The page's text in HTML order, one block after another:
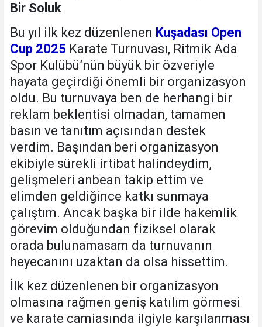
Bir Soluk
Bu yıl ilk kez düzenlenen Kuşadası Open
Cup 2025 Karate Turnuvası, Ritmik Ada
Spor Kulübü’nün büyük bir özveriyle
hayata geçirdiği önemli bir organizasyon
oldu. Bu turnuvaya ben de herhangi bir
reklam beklentisi olmadan, tamamen
basın ve tanıtım açısından destek
verdim. Başından beri organizasyon
ekibiyle sürekli irtibat halindeydim,
gelişmeleri anbean takip ettim ve
elimden geldiğince katkı sunmaya
çalıştım. Ancak başka bir ilde hakemlik
görevim olduğundan fiziksel olarak
orada bulunamasam da turnuvanın
heyecanını uzaktan da olsa hissettim.
İlk kez düzenlenen bir organizasyon
olmasına rağmen geniş katılım görmesi
ve karate camiasında ilgiyle karşılanması